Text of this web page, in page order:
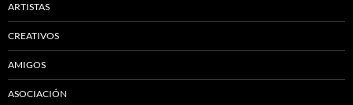
ARTISTAS
CREATIVOS
AMIGOS
ASOCIACIÓN